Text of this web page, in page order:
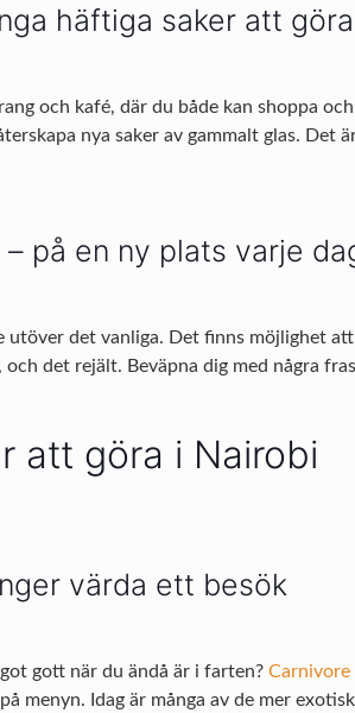
häftiga saker att
och kafé, där du både kan shoppa
nya saker av gammalt glas. Det
på en ny plats varje
utöver det vanliga. Det finns möjlighet
det rejält. Beväpna dig med några
att göra i Nairobi
värda ett besök
gott när du ändå är i farten? Carnivore
menyn. Idag är många av de mer